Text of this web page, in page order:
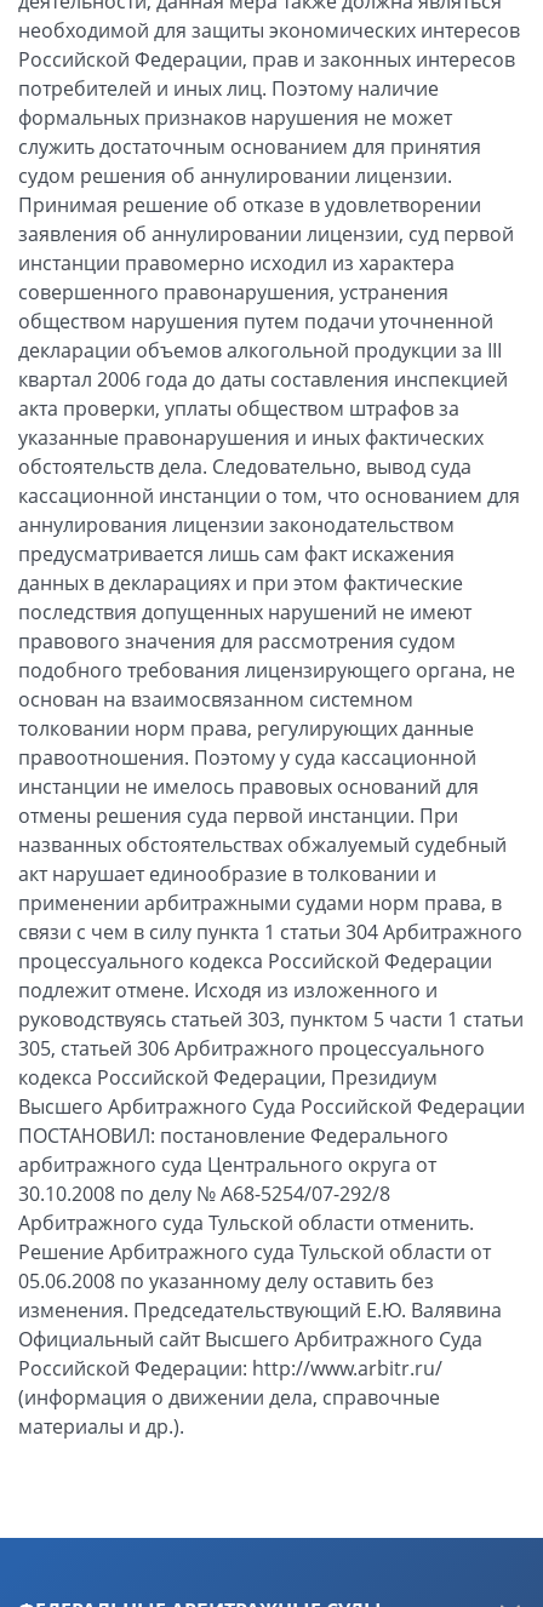
необходимой для защиты экономических интересов
Российской Федерации, прав и законных интересов
потребителей и иных лиц. Поэтому наличие
формальных признаков нарушения не может
служить достаточным основанием для принятия
судом решения об аннулировании лицензии.
Принимая решение об отказе в удовлетворении
заявления об аннулировании лицензии, суд первой
инстанции правомерно исходил из характера
совершенного правонарушения, устранения
обществом нарушения путем подачи уточненной
декларации объемов алкогольной продукции за III
квартал 2006 года до даты составления инспекцией
акта проверки, уплаты обществом штрафов за
указанные правонарушения и иных фактических
обстоятельств дела. Следовательно, вывод суда
кассационной инстанции о том, что основанием для
аннулирования лицензии законодательством
предусматривается лишь сам факт искажения
данных в декларациях и при этом фактические
последствия допущенных нарушений не имеют
правового значения для рассмотрения судом
подобного требования лицензирующего органа, не
основан на взаимосвязанном системном
толковании норм права, регулирующих данные
правоотношения. Поэтому у суда кассационной
инстанции не имелось правовых оснований для
отмены решения суда первой инстанции. При
названных обстоятельствах обжалуемый судебный
акт нарушает единообразие в толковании и
применении арбитражными судами норм права, в
связи с чем в силу пункта 1 статьи 304 Арбитражного
процессуального кодекса Российской Федерации
подлежит отмене. Исходя из изложенного и
руководствуясь статьей 303, пунктом 5 части 1 статьи
305, статьей 306 Арбитражного процессуального
кодекса Российской Федерации, Президиум
Высшего Арбитражного Суда Российской Федерации
ПОСТАНОВИЛ: постановление Федерального
арбитражного суда Центрального округа от
30.10.2008 по делу № А68-5254/07-292/8
Арбитражного суда Тульской области отменить.
Решение Арбитражного суда Тульской области от
05.06.2008 по указанному делу оставить без
изменения. Председательствующий Е.Ю. Валявина
Официальный сайт Высшего Арбитражного Суда
Российской Федерации: http://www.arbitr.ru/
(информация о движении дела, справочные
материалы и др.).